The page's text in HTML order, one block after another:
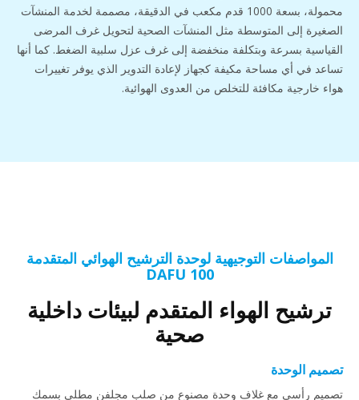
محمولة، بسعة 1000 قدم مكعب في الدقيقة، مصممة لخدمة المنشآت
الصغيرة إلى المتوسطة مثل المنشآت الصحية لتحويل غرف المرضى
القياسية بسرعة وبتكلفة منخفضة إلى غرف عزل سلبية الضغط. كما أنها
تساعد في أي مساحة مكيفة كجهاز لإعادة التدوير الذي يوفر تغييرات
هواء خارجية مكافئة للتخلص من العدوى الهوائية.
المواصفات التوجيهية لوحدة الترشيح الهوائي المتقدمة
DAFU 100
ترشيح الهواء المتقدم لبيئات داخلية
صحية
تصميم الوحدة
تصميم رأسي مع غلاف وحدة مصنوع من صلب مجلفن مطلي بسمك